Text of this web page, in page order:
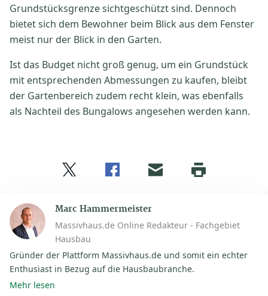
Grundstücksgrenze sichtgeschützt sind. Dennoch
bietet sich dem Bewohner beim Blick aus dem Fenster
meist nur der Blick in den Garten.
Ist das Budget nicht groß genug, um ein Grundstück
mit entsprechenden Abmessungen zu kaufen, bleibt
der Gartenbereich zudem recht klein, was ebenfalls
als Nachteil des Bungalows angesehen werden kann.
Marc Hammermeister
Massivhaus.de Online Redakteur - Fachgebiet
Hausbau
Gründer der Plattform Massivhaus.de und somit ein echter
Enthusiast in Bezug auf die Hausbaubranche.
Mehr lesen